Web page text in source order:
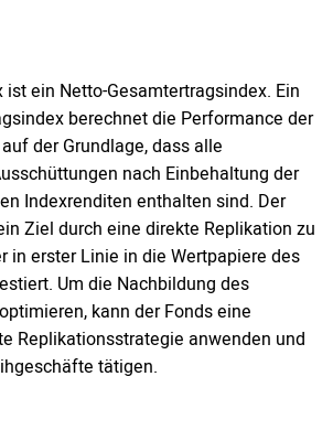
ist ein Netto-Gesamtertragsindex. Ein
berechnet die Performance der
der Grundlage, dass alle
nach Einbehaltung der
Indexrenditen enthalten sind. Der
Ziel durch eine direkte Replikation zu
in erster Linie in die Wertpapiere des
Um die Nachbildung des
kann der Fonds eine
Replikationsstrategie anwenden und
tätigen.